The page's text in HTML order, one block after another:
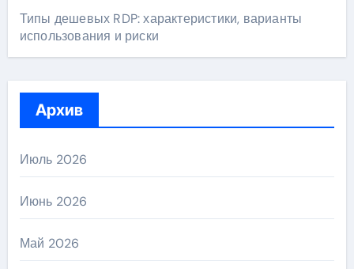
Типы дешевых RDP: характеристики, варианты
использования и риски
Архив
Июль 2026
Июнь 2026
Май 2026